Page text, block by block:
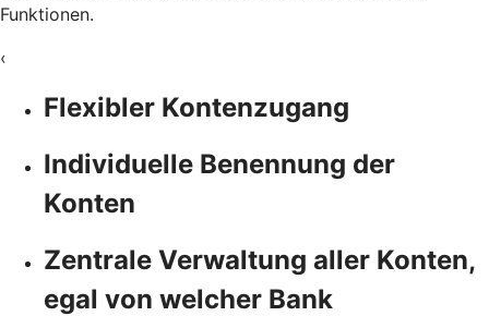
Funktionen.
‹
Flexibler Kontenzugang
Individuelle Benennung der
Konten
Zentrale Verwaltung aller Konten,
egal von welcher Bank